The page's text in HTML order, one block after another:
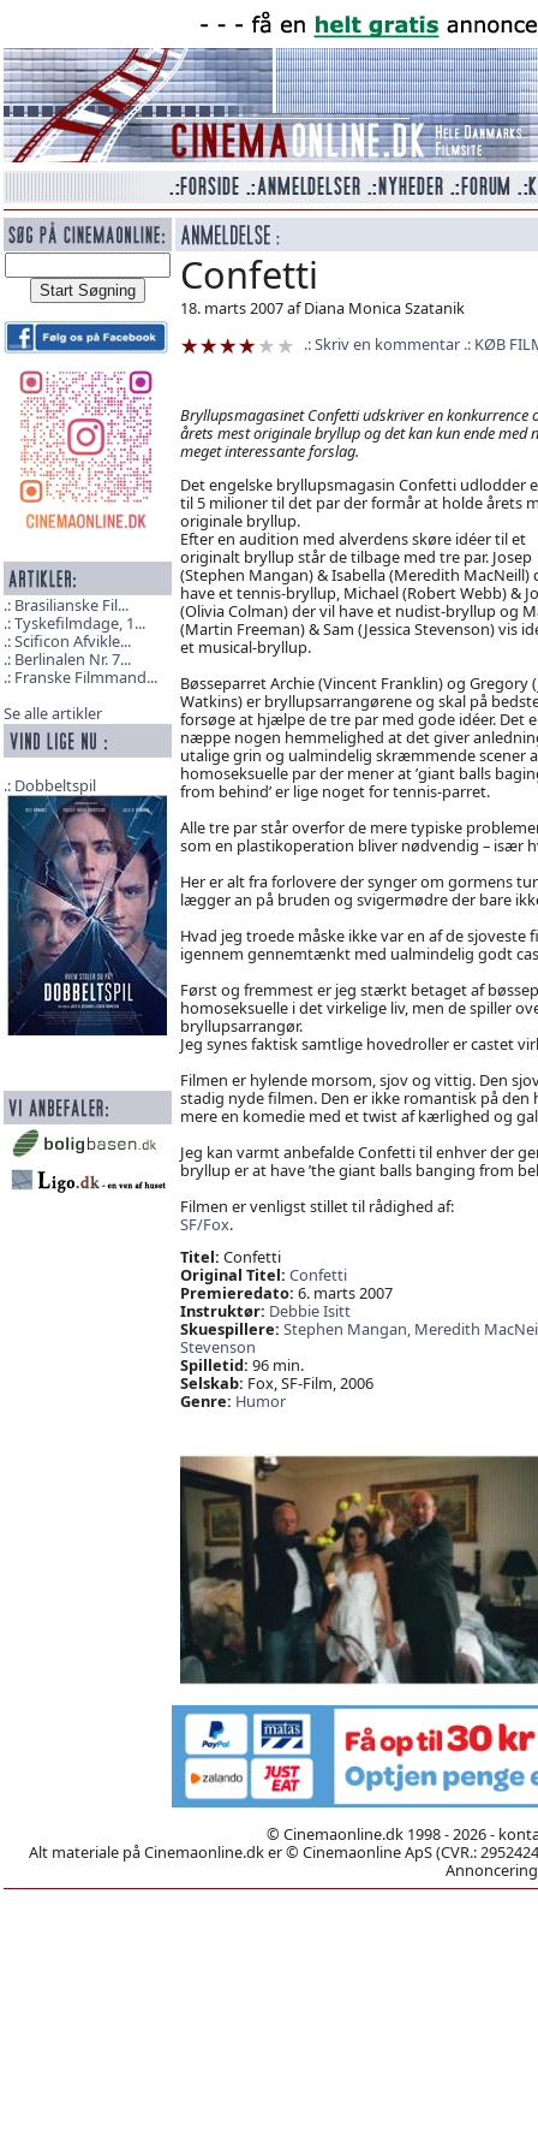
Brasilianske Fil...
Tyskefilmdage, 1...
Scificon Afvikle...
Berlinalen Nr. 7...
Franske Filmmand...
Se alle artikler
Dobbeltspil
Confetti
18. marts 2007 af Diana Monica Szatanik
Skriv en kommentar
KØB
Bryllupsmagasinet Confetti udskriver en konkurrence
årets mest originale bryllup og det kan kun ende med
meget interessante forslag.
Det engelske bryllupsmagasin Confetti udlodder
til 5 milioner til det par der formår at holde årets
originale bryllup.
Efter en audition med alverdens skøre idéer til et
originalt bryllup står de tilbage med tre par. Josep
(Stephen Mangan) & Isabella (Meredith MacNeill)
have et tennis-bryllup, Michael (Robert Webb) &
(Olivia Colman) der vil have et nudist-bryllup og
(Martin Freeman) & Sam (Jessica Stevenson) vis
et musical-bryllup.
Bøsseparret Archie (Vincent Franklin) og Gregory
Watkins) er bryllupsarrangørene og skal på
forsøge at hjælpe de tre par med gode idéer. Det
næppe nogen hemmelighed at det giver
utalige grin og ualmindelig skræmmende scener
homoseksuelle par der mener at ’giant balls
from behind’ er lige noget for tennis-parret.
Alle tre par står overfor de mere typiske
som en plastikoperation bliver nødvendig – især
Her er alt fra forlovere der synger om gormens
lægger an på bruden og svigermødre der bare
Hvad jeg troede måske ikke var en af de
igennem gennemtænkt med ualmindelig godt
Først og fremmest er jeg stærkt betaget af
homoseksuelle i det virkelige liv, men de spiller
bryllupsarrangør.
Jeg synes faktisk samtlige hovedroller er castet
Filmen er hylende morsom, sjov og vittig. Den
stadig nyde filmen. Den er ikke romantisk på
mere en komedie med et twist af kærlighed og
Jeg kan varmt anbefalde Confetti til enhver der
bryllup er at have ’the giant balls banging from
Filmen er venligst stillet til rådighed af:
SF/Fox.
Titel: Confetti
Original Titel: Confetti
Premieredato: 6. marts 2007
Instruktør: Debbie Isitt
Skuespillere: Stephen Mangan, Meredith
Stevenson
Spilletid: 96 min.
Selskab: Fox, SF-Film, 2006
Genre: Humor
© Cinemaonline.dk 1998 - 2026 -
Alt materiale på Cinemaonline.dk er © Cinemaonline ApS (CVR.: